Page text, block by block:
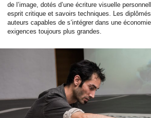
de l’image, dotés d’une écriture visuelle
esprit critique et savoirs techniques. Les
auteurs capables de s’intégrer dans une
exigences toujours plus grandes.